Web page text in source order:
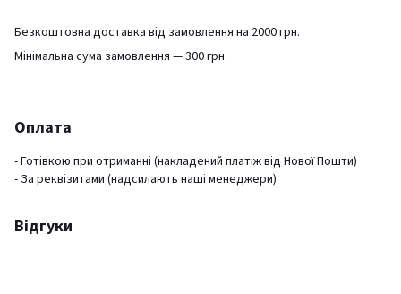
Безкоштовна доставка від замовлення на 2000 грн.
Мінімальна сума замовлення — 300 грн.
Оплата
- Готівкою при отриманні (накладений платіж від Нової Пошти)
- За реквізитами (надсилають наші менеджери)
Відгуки